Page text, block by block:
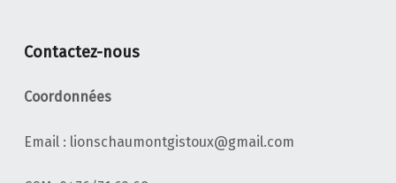
Contactez-nous
Coordonnées
Email : lionschaumontgistoux@gmail.com